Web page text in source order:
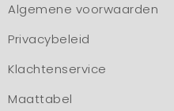
Algemene voorwaarden
Privacybeleid
Klachtenservice
Maattabel